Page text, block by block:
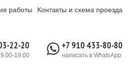
работы Контакты и схема проезда
22-20
19.00
+7 910 433-80-80
написать в WhatsApp